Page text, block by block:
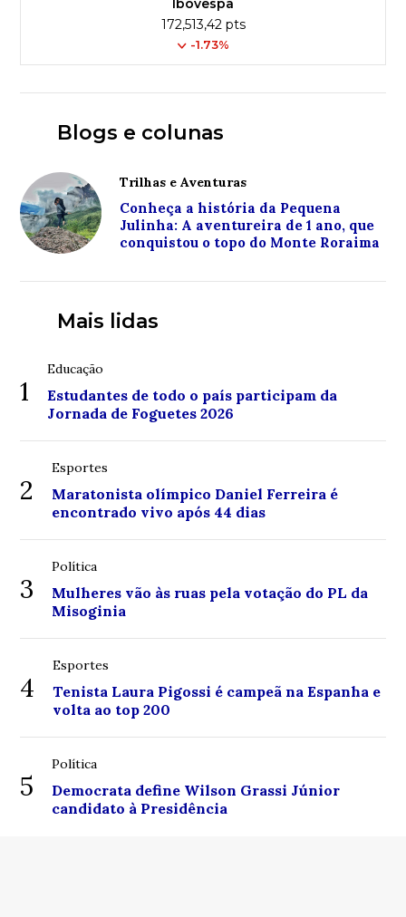
Ibovespa
172,513,42 pts
-1.73%
Blogs e colunas
Trilhas e Aventuras
Conheça a história da Pequena
Julinha: A aventureira de 1 ano, que
conquistou o topo do Monte Roraima
Mais lidas
1
Educação
Estudantes de todo o país participam da
Jornada de Foguetes 2026
2
Esportes
Maratonista olímpico Daniel Ferreira é
encontrado vivo após 44 dias
3
Política
Mulheres vão às ruas pela votação do PL da
Misoginia
4
Esportes
Tenista Laura Pigossi é campeã na Espanha e
volta ao top 200
5
Política
Democrata define Wilson Grassi Júnior
candidato à Presidência